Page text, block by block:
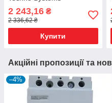
2 243,16 ₴
2 336,62 ₴
Купити
Акційні пропозиції та
–4%